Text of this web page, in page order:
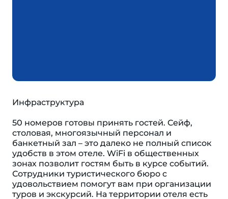
Инфраструктура
50 номеров готовы принять гостей. Сейф,
столовая, многоязычный персонал и
банкетный зал – это далеко не полный список
удобств в этом отеле. WiFi в общественных
зонах позволит гостям быть в курсе событий.
Сотрудники туристического бюро с
удовольствием помогут вам при организации
туров и экскурсий. На территории отеля есть